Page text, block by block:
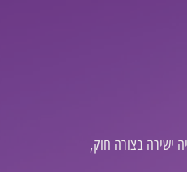
ישירה בצורה חוק